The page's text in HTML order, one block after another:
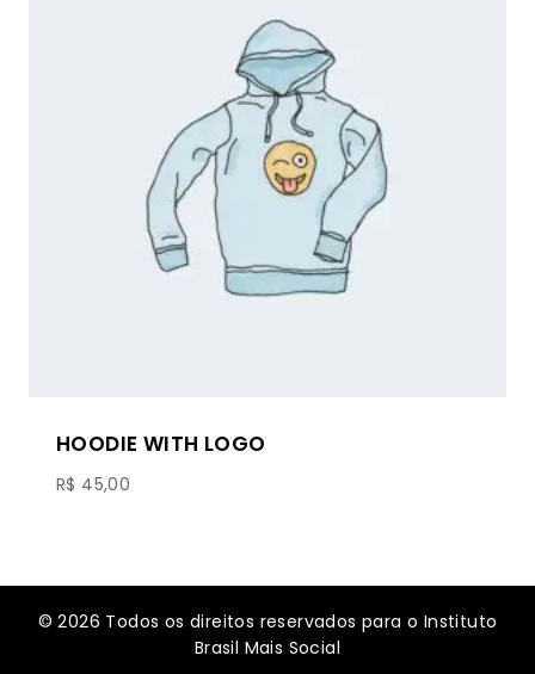
HOODIE WITH LOGO
R$ 45,00
© 2026 Todos os direitos reservados para o Instituto
Brasil Mais Social